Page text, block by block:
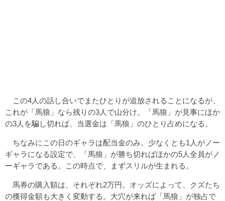
この4人の話し合いでまたひとりが追放されることになるが、
これが「馬狼」なら残りの3人で山分け。「馬狼」が見事にほか
の3人を騙し切れば、当選金は「馬狼」のひとり占めになる。
ちなみにこの日のギャラは配当金のみ。少なくとも1人がノー
ギャラになる設定で、「馬狼」が勝ち切ればほかの5人全員がノ
ーギャラである。この時点で、まずスリルが生まれる。
馬券の購入額は、それぞれ2万円。オッズによって、クズたち
の獲得金額も大きく変動する。大穴が来れば「馬狼」が独占で